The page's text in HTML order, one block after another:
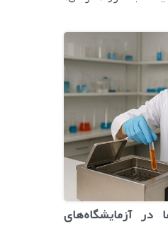
در آزمایشگاه‌های